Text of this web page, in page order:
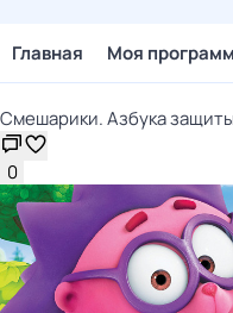
Главная Моя
Смешарики. Азбука
0